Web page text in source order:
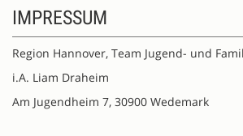
IMPRESSUM
Region Hannover, Team Jugend- und
i.A. Liam Draheim
Am Jugendheim 7, 30900 Wedemark